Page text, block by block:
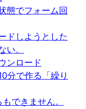
態でフォーム回
ドしようとした
い。
ンロード
分で作る「繰り
できません。